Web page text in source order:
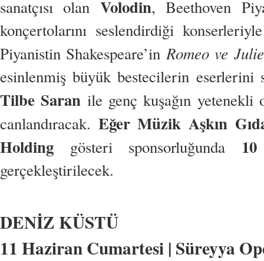
sanatçısı olan Volodin, Beethoven
konçertolarını seslendirdiği
Piyanistin Shakespeare’inRomeo ve
esinlenmiş büyük bestecilerin eserlerini
Tilbe Saran ile genç kuşağın yetenekli
canlandıracak. Eğer Müzik Aşkın
Holding gösteri sponsorluğunda
gerçekleştirilecek.
DENİZ KÜSTÜ
11 Haziran Cumartesi | Süreyya